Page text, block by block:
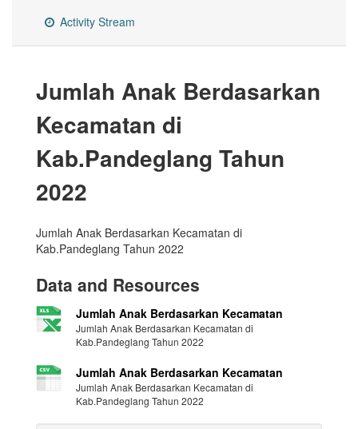
Activity Stream
Jumlah Anak Berdasarkan
Kecamatan di
Kab.Pandeglang Tahun
2022
Jumlah Anak Berdasarkan Kecamatan di
Kab.Pandeglang Tahun 2022
Data and Resources
Jumlah Anak Berdasarkan Kecamatan
Jumlah Anak Berdasarkan Kecamatan di
Kab.Pandeglang Tahun 2022
Jumlah Anak Berdasarkan Kecamatan
Jumlah Anak Berdasarkan Kecamatan di
Kab.Pandeglang Tahun 2022